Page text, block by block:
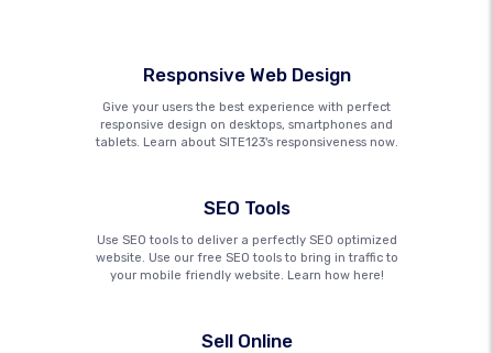
Responsive Web Design
Give your users the best experience with perfect
responsive design on desktops, smartphones and
tablets. Learn about SITE123's responsiveness now.
SEO Tools
Use SEO tools to deliver a perfectly SEO optimized
website. Use our free SEO tools to bring in traffic to
your mobile friendly website. Learn how here!
Sell Online